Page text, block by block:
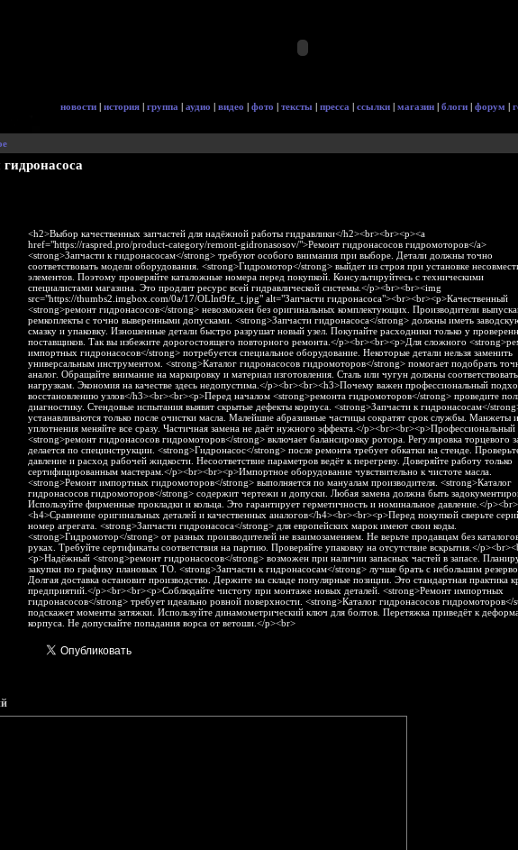
новости | история | группа | аудио | видео | фото | тексты | пресса | ссылки | магазин | блоги | форум |
гидронасоса
<h2>Выбор качественных запчастей для надёжной работы гидравлики</h2><br><br><p><a
href="https://raspred.pro/product-category/remont-gidronasosov/">Ремонт гидронасосов гидромоторов</a>
<strong>Запчасти к гидронасосам</strong> требуют особого внимания при выборе. Детали должны точно
соответствовать модели оборудования. <strong>Гидромотор</strong> выйдет из строя при установке
элементов. Поэтому проверяйте каталожные номера перед покупкой. Консультируйтесь с техническими
специалистами магазина. Это продлит ресурс всей гидравлической системы.</p><br><br><img
src="https://thumbs2.imgbox.com/0a/17/OLlnt9fz_t.jpg" alt="Запчасти гидронасоса"><br><br><p>Качественный
<strong>ремонт гидронасосов</strong> невозможен без оригинальных комплектующих. Производители
ремкоплекты с точно выверенными допусками. <strong>Запчасти гидронасоса</strong> должны иметь
смазку и упаковку. Изношенные детали быстро разрушат новый узел. Покупайте расходники только у
поставщиков. Так вы избежите дорогостоящего повторного ремонта.</p><br><br><p>Для сложного
импортных гидронасосов</strong> потребуется специальное оборудование. Некоторые детали нельзя заменить
универсальным инструментом. <strong>Каталог гидронасосов гидромоторов</strong> помогает подобрать
аналог. Обращайте внимание на маркировку и материал изготовления. Сталь или чугун должны соответствовать
нагрузкам. Экономия на качестве здесь недопустима.</p><br><br><h3>Почему важен профессиональный
восстановлению узлов</h3><br><br><p>Перед началом <strong>ремонта гидромоторов</strong> проведите
диагностику. Стендовые испытания выявят скрытые дефекты корпуса. <strong>Запчасти к гидронасосам</
устанавливаются только после очистки масла. Малейшие абразивные частицы сократят срок службы. Манжеты и
уплотнения меняйте все сразу. Частичная замена не даёт нужного эффекта.</p><br><br><p>Профессиональный
<strong>ремонт гидронасосов гидромоторов</strong> включает балансировку ротора. Регулировка торцевого
делается по специнструкции. <strong>Гидронасос</strong> после ремонта требует обкатки на стенде.
давление и расход рабочей жидкости. Несоответствие параметров ведёт к перегреву. Доверяйте работу только
сертифицированным мастерам.</p><br><br><p>Импортное оборудование чувствительно к чистоте масла.
<strong>Ремонт импортных гидромоторов</strong> выполняется по мануалам производителя. <strong>Каталог
гидронасосов гидромоторов</strong> содержит чертежи и допуски. Любая замена должна быть
Используйте фирменные прокладки и кольца. Это гарантирует герметичность и номинальное давление.</
<h4>Сравнение оригинальных деталей и качественных аналогов</h4><br><br><p>Перед покупкой сверьте
номер агрегата. <strong>Запчасти гидронасоса</strong> для европейских марок имеют свои коды.
<strong>Гидромотор</strong> от разных производителей не взаимозаменяем. Не верьте продавцам без
руках. Требуйте сертификаты соответствия на партию. Проверяйте упаковку на отсутствие вскрытия.</
<p>Надёжный <strong>ремонт гидронасосов</strong> возможен при наличии запасных частей в запасе.
закупки по графику плановых ТО. <strong>Запчасти к гидронасосам</strong> лучше брать с небольшим
Долгая доставка остановит производство. Держите на складе популярные позиции. Это стандартная практика
предприятий.</p><br><br><p>Соблюдайте чистоту при монтаже новых деталей. <strong>Ремонт импортных
гидронасосов</strong> требует идеально ровной поверхности. <strong>Каталог гидронасосов гидромоторов</
подскажет моменты затяжки. Используйте динамометрический ключ для болтов. Перетяжка приведёт к
корпуса. Не допускайте попадания ворса от ветоши.</p><br>